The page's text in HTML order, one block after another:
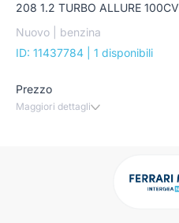
208 1.2 TURBO ALLURE 100CV
Nuovo | benzina
ID: 11437784
| 1 disponibili
Prezzo
Maggiori dettagli